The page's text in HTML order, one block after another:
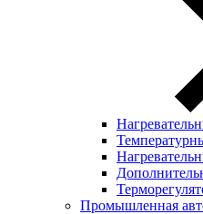
Промышленная